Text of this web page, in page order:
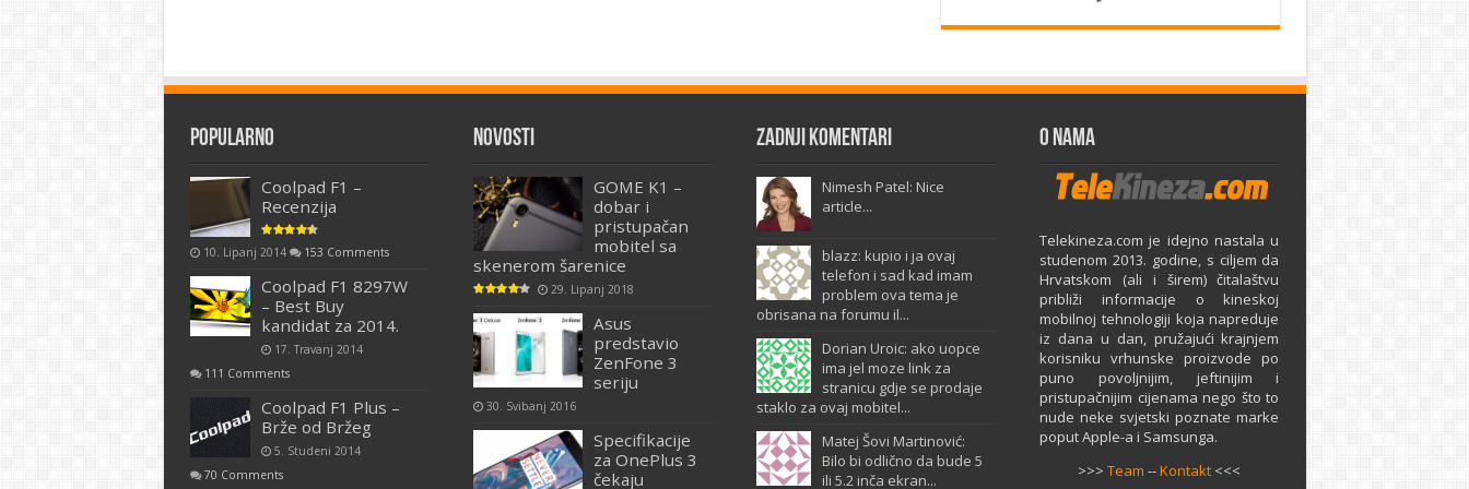
Popularno
Coolpad F1 –
Recenzija
10. Lipanj 2014 153 Comments
Coolpad F1 8297W
– Best Buy
kandidat za 2014.
17. Travanj 2014
111 Comments
Coolpad F1 Plus –
Brže od Bržeg
5. Studeni 2014
70 Comments
Novosti
GOME K1 –
dobar i
pristupačan
mobitel sa
skenerom šarenice
29. Lipanj 2018
Asus
predstavio
ZenFone 3
seriju
30. Svibanj 2016
Specifikacije
za OnePlus 3
čekaju
Zadnji komentari
Nimesh Patel: Nice
article...
blazz: kupio i ja ovaj
telefon i sad kad imam
problem ova tema je
obrisana na forumu il...
Dorian Uroic: ako uopce
ima jel moze link za
stranicu gdje se prodaje
staklo za ovaj mobitel...
Matej Šovi Martinović:
Bilo bi odlično da bude 5
ili 5.2 inča ekran...
O Nama
Telekineza.com je idejno nastala u
studenom 2013. godine, s ciljem da
Hrvatskom (ali i širem) čitalaštvu
približi informacije o kineskoj
mobilnoj tehnologiji koja napreduje
iz dana u dan, pružajući krajnjem
korisniku vrhunske proizvode po
puno povoljnijim, jeftinijim i
pristupačnijim cijenama nego što to
nude neke svjetski poznate marke
poput Apple-a i Samsunga.
>>>Team --Kontakt <<<